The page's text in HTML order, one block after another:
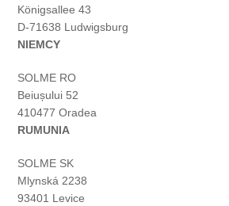
Königsallee 43
D-71638 Ludwigsburg
NIEMCY
SOLME RO
Beiușului 52
410477 Oradea
RUMUNIA
SOLME SK
Mlynská 2238
93401 Levice